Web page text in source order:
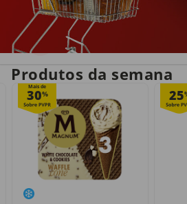
Entrega em casa
no próprio dia
Produtos da semana
Mais de
30% 25